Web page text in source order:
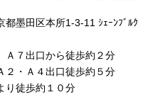
墨田区本所1-3-11 ｼｪｰﾝﾌﾞﾙｸ
７出口から徒歩約２分
・Ａ４出口徒歩約５分
徒歩約１０分